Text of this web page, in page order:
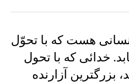
هست که با تحوّل
خدائی که با تحول
بزرگترین آزارنده